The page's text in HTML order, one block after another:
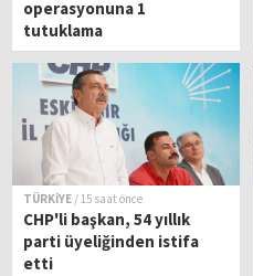
operasyonuna 1
tutuklama
TÜRKİYE / 15 saat önce
CHP'li başkan, 54 yıllık
parti üyeliğinden istifa
etti